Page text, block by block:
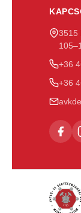
3515
+36
+36